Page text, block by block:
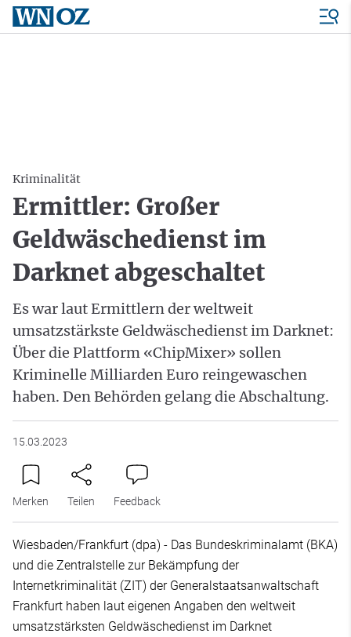
Kriminalität
Ermittler: Großer
Geldwäschedienst im
Darknet abgeschaltet
Es war laut Ermittlern der weltweit
umsatzstärkste Geldwäschedienst im Darknet:
Über die Plattform «ChipMixer» sollen
Kriminelle Milliarden Euro reingewaschen
haben. Den Behörden gelang die Abschaltung.
15.03.2023
Merken Teilen Feedback
Wiesbaden/Frankfurt (dpa) - Das Bundeskriminalamt (BKA)
und die Zentralstelle zur Bekämpfung der
Internetkriminalität (ZIT) der Generalstaatsanwaltschaft
Frankfurt haben laut eigenen Angaben den weltweit
umsatzstärksten Geldwäschedienst im Darknet